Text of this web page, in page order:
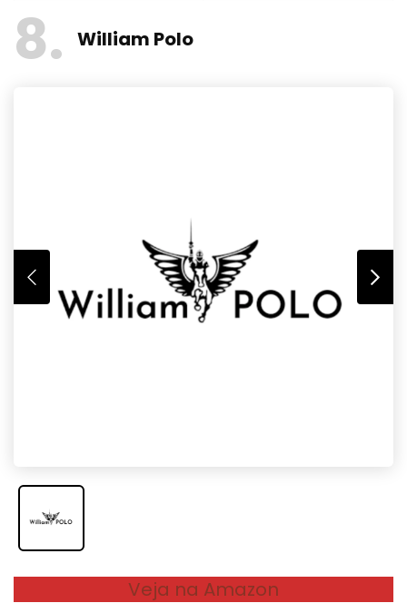
8 William Polo
Veja na Amazon